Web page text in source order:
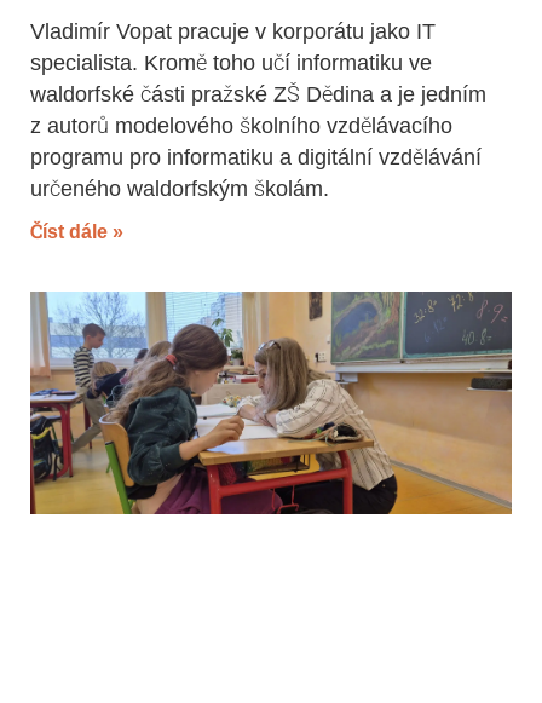
Vladimír Vopat pracuje v korporátu jako IT
specialista. Kromě toho učí informatiku ve
waldorfské části pražské ZŠ Dědina a je jedním
z autorů modelového školního vzdělávacího
programu pro informatiku a digitální vzdělávání
určeného waldorfským školám.
Číst dále »